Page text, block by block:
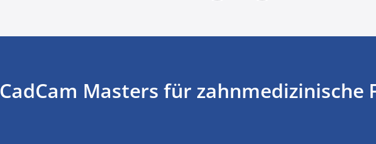
CadCam Masters für zahnmedizinische